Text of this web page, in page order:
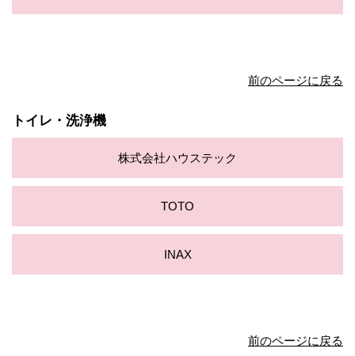
前のページに戻る
トイレ・洗浄機
株式会社ハウステック
TOTO
INAX
前のページに戻る